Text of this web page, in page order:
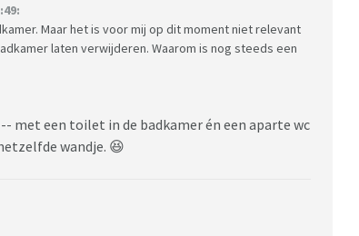
Maar het is voor mij op dit moment niet relevant
laten verwijderen. Waarom is nog steeds een
met een toilet in de badkamer én een aparte wc
wandje. 😆